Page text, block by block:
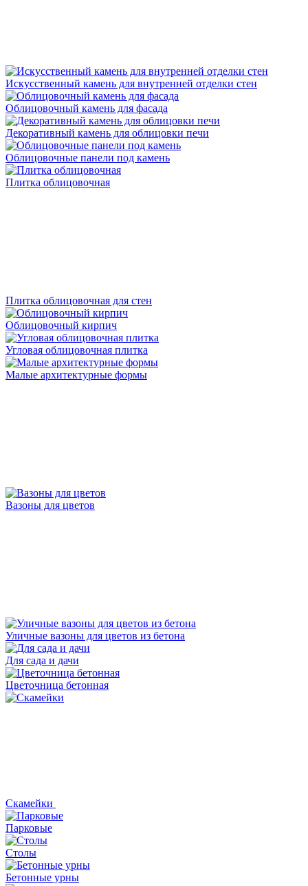
Искусственный камень для внутренней отделки стен
Облицовочный камень для фасада
Декоративный камень для облицовки печи
Облицовочные панели под камень
Плитка облицовочная
Плитка облицовочная для стен
Облицовочный кирпич
Угловая облицовочная плитка
Малые архитектурные формы
Вазоны для цветов
Уличные вазоны для цветов из бетона
Для сада и дачи
Цветочница бетонная
Скамейки
Парковые
Столы
Бетонные урны